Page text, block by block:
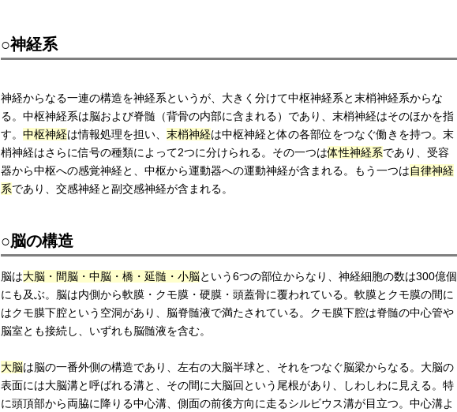
○神経系
神経からなる一連の構造を神経系というが、大きく分けて中枢神経系と末梢神経系からな
る。中枢神経系は脳および脊髄（背骨の内部に含まれる）であり、末梢神経はそのほかを指
す。 中枢神経は情報処理を担い、 末梢神経は中枢神経と体の各部位をつなぐ働きを持つ。末
梢神経はさらに信号の種類によって2つに分けられる。その一つは体性神経系であり、受容
器から中枢への感覚神経と、中枢から運動器への運動神経が含まれる。もう一つは自律神経
系であり、交感神経と副交感神経が含まれる。
○脳の構造
脳は大脳・間脳・中脳・橋・延髄・小脳という6つの部位からなり、神経細胞の数は300億個
にも及ぶ。脳は内側から軟膜・クモ膜・硬膜・頭蓋骨に覆われている。軟膜とクモ膜の間に
はクモ膜下腔という空洞があり、脳脊髄液で満たされている。クモ膜下腔は脊髄の中心管や
脳室とも接続し、いずれも脳髄液を含む。
大脳は脳の一番外側の構造であり、左右の大脳半球と、それをつなぐ脳梁からなる。大脳の
表面には大脳溝と呼ばれる溝と、その間に大脳回という尾根があり、しわしわに見える。特
に頭頂部から両脇に降りる中心溝、側面の前後方向に走るシルビウス溝が目立つ。中心溝よ